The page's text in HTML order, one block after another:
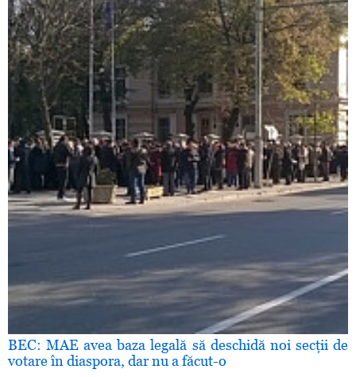
BEC: MAE avea baza legală să deschidă noi secţii de
votare în diaspora, dar nu a făcut-o